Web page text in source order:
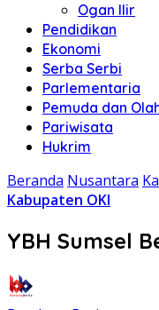
Ogan Ilir
Pendidikan
Ekonomi
Serba Serbi
Parlementaria
Pemuda dan
Pariwisata
Hukrim
Beranda Nusantara
Kabupaten OKI
YBH Sumsel